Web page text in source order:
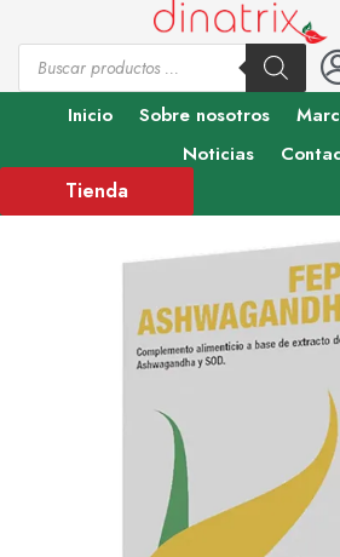
Inicio Sobre nosotros
Noticias
Tienda